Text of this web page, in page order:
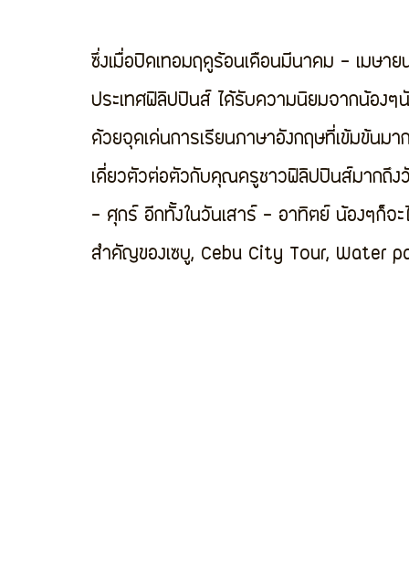
ซึ่งเมื่อปิดเทอมฤดูร้อนเดือนมีนาคม - เมษ
ประเทศฟิลิปปินส์ ได้รับความนิยมจากน้อง
ด้วยจุดเด่นการเรียนภาษาอังกฤษที่เข้มข้น
เดี่ยวตัวต่อตัวกับคุณครูชาวฟิลิปปินส์มากถึง
- ศุกร์ อีกทั้งในวันเสาร์ - อาทิตย์ น้องๆก็จะ
สำคัญของเซบู, Cebu City Tour, Water